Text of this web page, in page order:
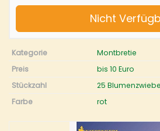
Nicht
Kategorie
Montbretie
Preis
bis 10 Euro
Stückzahl
25
Farbe
rot